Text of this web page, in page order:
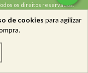
de cookies para agilizar
os direitos reservados.